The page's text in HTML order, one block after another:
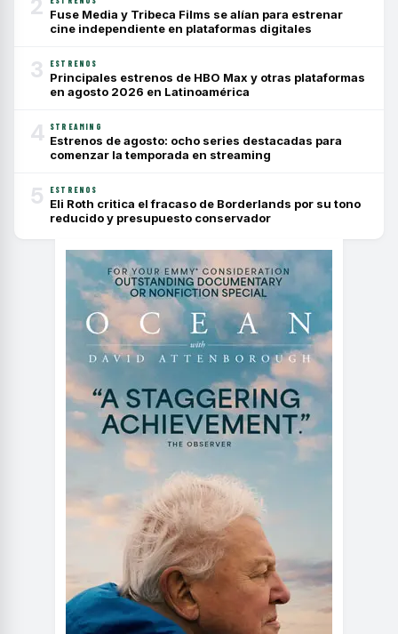
2 Fuse Media y Tribeca Films se alían para estrenar
cine independiente en plataformas digitales
3 ESTRENOS
Principales estrenos de HBO Max y otras plataformas
en agosto 2026 en Latinoamérica
4 STREAMING
Estrenos de agosto: ocho series destacadas para
comenzar la temporada en streaming
5 ESTRENOS
Eli Roth critica el fracaso de Borderlands por su tono
reducido y presupuesto conservador